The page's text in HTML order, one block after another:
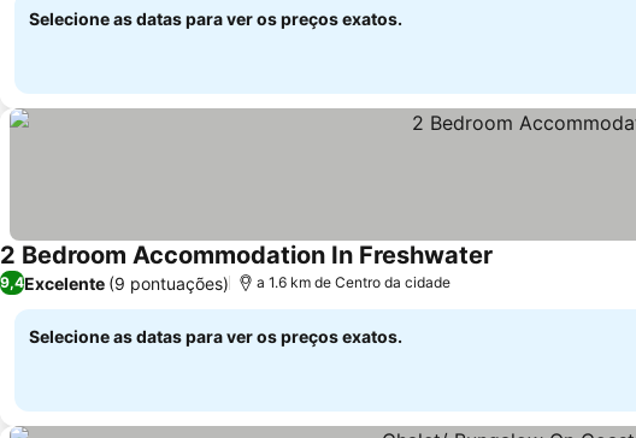
Selecione as datas para ver os preços exatos.
2 Bedroom Accommodation In Freshwater
9,4Excelente (9 pontuações) a 1.6 km de Centro da cidade
Selecione as datas para ver os preços exatos.